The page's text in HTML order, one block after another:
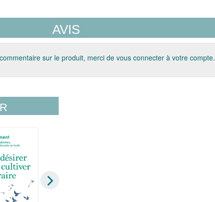
AVIS
sur le produit, merci de vous connecter à votre compte.